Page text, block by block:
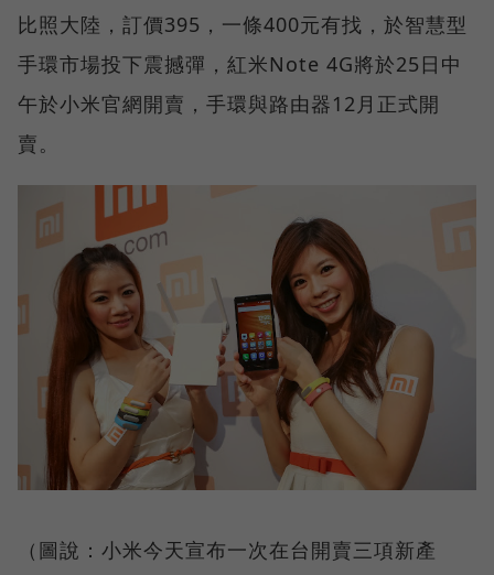
比照大陸，訂價395，一條400元有找，於智慧型
手環市場投下震撼彈，紅米Note 4G將於25日中
午於小米官網開賣，手環與路由器12月正式開
賣。
（圖說：小米今天宣布一次在台開賣三項新產